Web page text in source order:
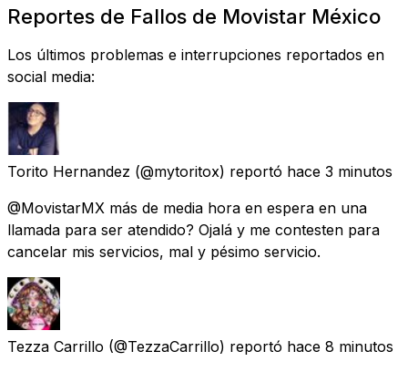
Reportes de Fallos de Movistar México
Los últimos problemas e interrupciones reportados en
social media:
Torito Hernandez (@mytoritox) reportó hace 3 minutos
@MovistarMX más de media hora en espera en una
llamada para ser atendido? Ojalá y me contesten para
cancelar mis servicios, mal y pésimo servicio.
Tezza Carrillo (@TezzaCarrillo) reportó hace 8 minutos